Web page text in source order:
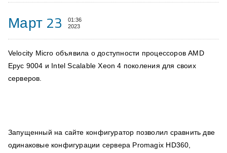
Март 23
01:36
2023
Velocity Micro объявила о доступности процессоров AMD
Epyc 9004 и Intel Scalable Xeon 4 поколения для своих
серверов.
Запущенный на сайте конфигуратор позволил сравнить две
одинаковые конфигурации сервера Promagix HD360,